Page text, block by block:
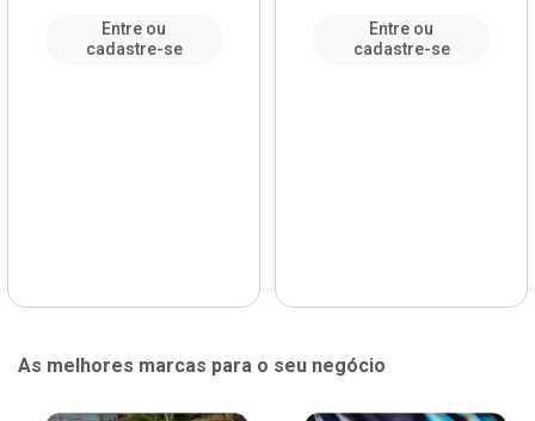
Entre ou
cadastre-se
Entre ou
cadastre-se
As melhores marcas para o seu negócio